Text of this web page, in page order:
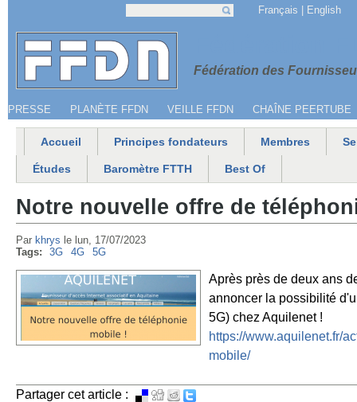
Jump to navigation
Fédération des
Menu secondaire
PRESSE PLANÈTE FFDN VEILLE FFDN CHAÎNE PEERTUBE
Français English
Menu principal
Accueil Principes fondateurs Membres
Études Baromètre FTTH Best Of
Notre nouvelle offre de
Par khrys le lun, 17/07/2023
Tags:
3G 4G 5G
Après près de deux ans
annoncer la possibilité
5G) chez Aquilenet !
https://www.aquilenet.fr/
mobile/
Partager cet article :